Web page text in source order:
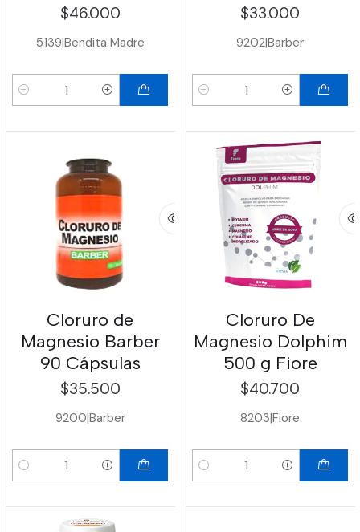
$46.000
5139|Bendita Madre
Cantidad
$33.000
9202|Barber
Cantidad
Cloruro de
Magnesio Barber
90 Cápsulas
$35.500
9200|Barber
Cantidad
Cloruro De
Magnesio Dolphim
500 g Fiore
$40.700
8203|Fiore
Cantidad